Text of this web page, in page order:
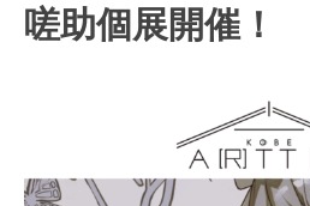
嗟助個展開催！